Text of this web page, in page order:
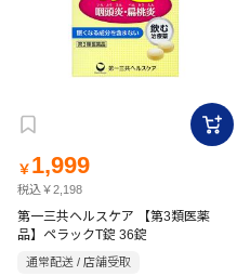
￥ 1,999
税込￥2,198
第一三共ヘルスケア 【第3類医薬
品】ペラックT錠 36錠
通常配送 / 店舗受取